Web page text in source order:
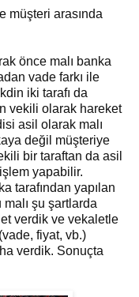
müşteri arasında
önce malı banka
vade farkı ile
iki tarafı da
vekili olarak hareket
asil olarak malı
değil müşteriye
bir taraftan da asil
yapabilir.
tarafından yapılan
malı şu şartlarda
verdik ve vekaletle
fiyat, vb.)
verdik. Sonuçta